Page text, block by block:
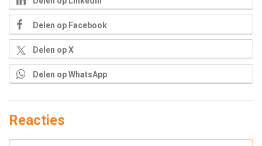
Delen op Facebook
Delen op X
Delen op WhatsApp
Reacties